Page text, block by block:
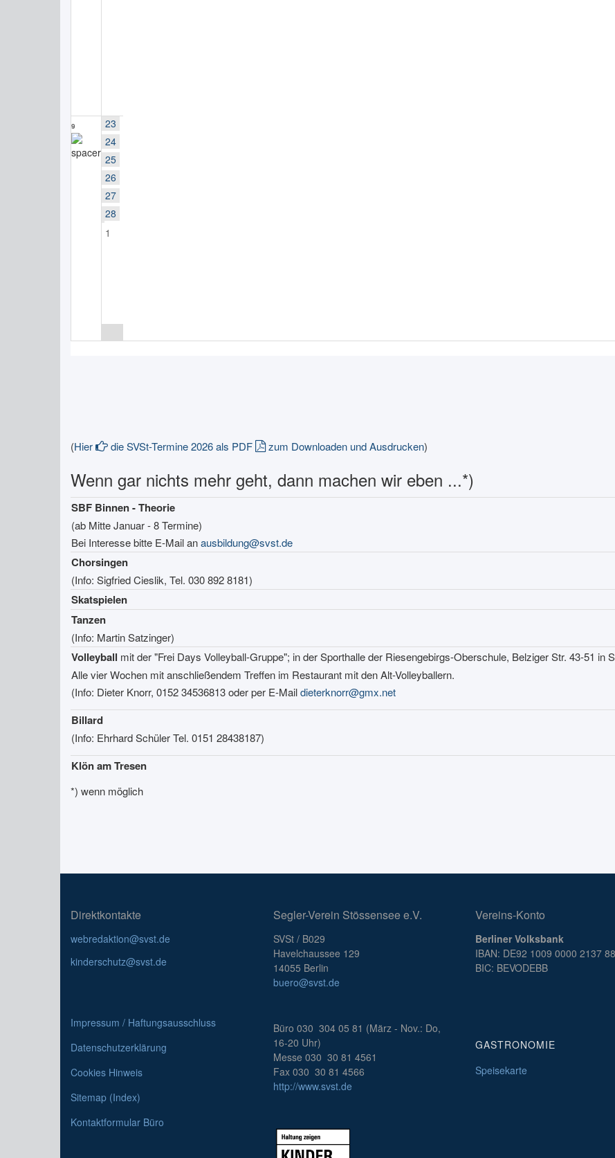
9
23
24
25
26
27
28
1
(Hier die SVSt-Termine 2026 als PDF zum Downloaden und Ausdrucken)
Wenn gar nichts mehr geht, dann machen wir eben ...*)
SBF Binnen - Theorie
(ab Mitte Januar - 8 Termine)
Bei Interesse bitte E-Mail anausbildung@svst.de
Chorsingen
(Info: Sigfried Cieslik, Tel. 030 892 8181)
Skatspielen
Tanzen
(Info: Martin Satzinger)
Volleyball mit der "Frei Days Volleyball-Gruppe"; in der Sporthalle der Riesengebirgs-Oberschule, Belziger Str. 43-51 in
Alle vier Wochen mit anschließendem Treffen im Restaurant mit den Alt-Volleyballern.
(Info: Dieter Knorr, 0152 34536813 oder per E-Maildieterknorr@gmx.net
Billard
(Info: Ehrhard Schüler Tel. 0151 28438187)
Klön am Tresen
*) wenn möglich
Direktkontakte
webredaktion@svst.de
kinderschutz@svst.de
Impressum / Haftungsausschluss
Datenschutzerklärung
Cookies Hinweis
Sitemap (Index)
Kontaktformular Büro
Segler-Verein Stössensee e.V.
SVSt / B029
Havelchaussee 129
14055 Berlin
buero@svst.de
Büro 030 304 05 81 (März - Nov.: Do,
16-20 Uhr)
Messe 030 30 81 4561
Fax 030 30 81 4566
http://www.svst.de
Vereins-Konto
Berliner Volksbank
IBAN: DE92 1009 0000 2137
BIC: BEVODEBB
GASTRONOMIE
Speisekarte